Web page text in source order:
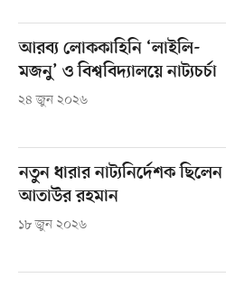
আরব্য লোককাহিনি ‘লাইলি-
মজনু’ ও বিশ্ববিদ্যালয়ে নাট্যচর্চা
২৪ জুন ২০২৬
নতুন ধারার নাট্যনির্দেশক ছিলেন
আতাউর রহমান
১৮ জুন ২০২৬